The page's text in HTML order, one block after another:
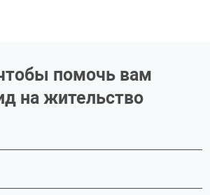
помочь вам
на жительство